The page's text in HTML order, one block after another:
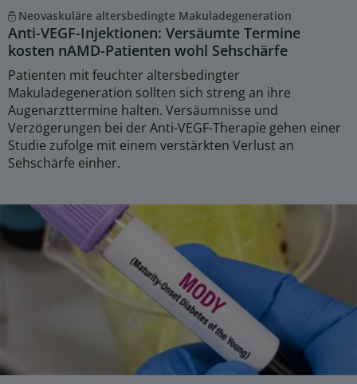
Neovaskuläre altersbedingte Makuladegeneration
Anti-VEGF-Injektionen: Versäumte Termine
kosten nAMD-Patienten wohl Sehschärfe
Patienten mit feuchter altersbedingter
Makuladegeneration sollten sich streng an ihre
Augenarzttermine halten. Versäumnisse und
Verzögerungen bei der Anti-VEGF-Therapie gehen einer
Studie zufolge mit einem verstärkten Verlust an
Sehschärfe einher.